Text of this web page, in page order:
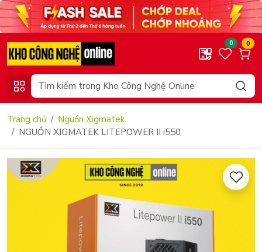
0 0
Trang chủ
Nguồn Xigmatek
NGUỒN XIGMATEK LITEPOWER II i550